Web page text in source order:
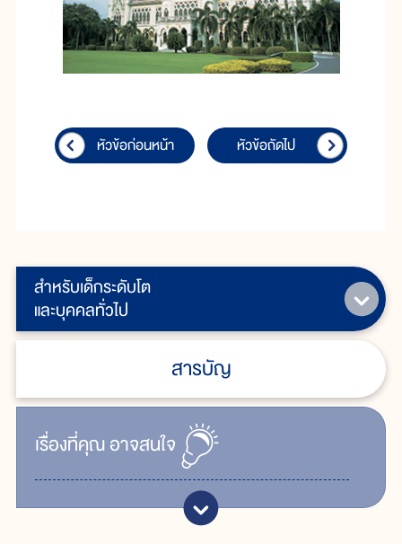
สำหรับเด็กระดับโต
และบุคคลทั่วไป
สารบัญ
เรื่ิองที่คุณอาจสนใจ
หัวข้อก่อนหน้า หัวข้อถัดไป